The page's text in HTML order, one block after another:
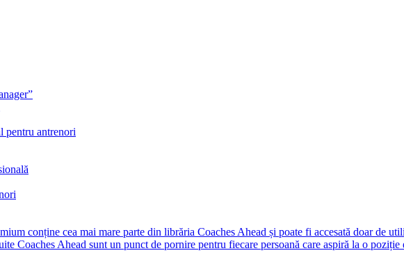
pentru antrenori
conține cea mai mare parte din librăria Coaches Ahead și poate fi accesată doar de
Coaches Ahead sunt un punct de pornire pentru fiecare persoană care aspiră la o poziție